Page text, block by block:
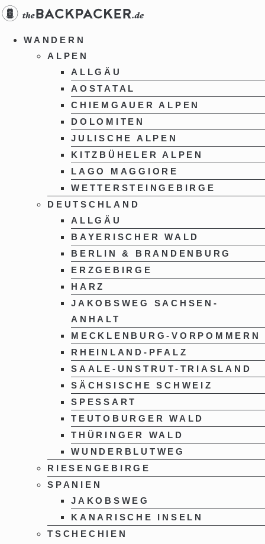
Zum
Inhalt
springenWANDERN
ALPEN
ALLGÄU
AOSTATAL
CHIEMGAUER ALPEN
DOLOMITEN
JULISCHE ALPEN
KITZBÜHELER ALPEN
LAGO MAGGIORE
WETTERSTEINGEBIRGE
DEUTSCHLAND
ALLGÄU
BAYERISCHER WALD
BERLIN & BRANDENBURG
ERZGEBIRGE
HARZ
JAKOBSWEG SACHSEN-
ANHALT
MECKLENBURG-VORPOMMERN
RHEINLAND-PFALZ
SAALE-UNSTRUT-TRIASLAND
SÄCHSISCHE SCHWEIZ
SPESSART
TEUTOBURGER WALD
THÜRINGER WALD
WUNDERBLUTWEG
RIESENGEBIRGE
SPANIEN
JAKOBSWEG
KANARISCHE INSELN
TSCHECHIEN